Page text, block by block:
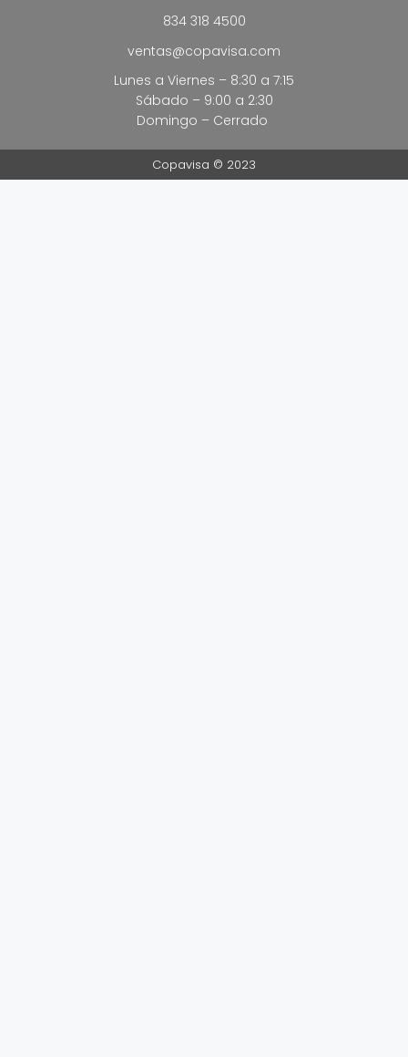
834 318 4500
ventas@copavisa.com
Lunes a Viernes – 8:30 a 7:15
Sábado – 9:00 a 2:30
Domingo – Cerrado
Copavisa © 2023